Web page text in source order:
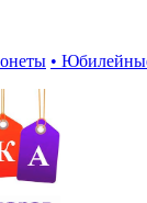
•